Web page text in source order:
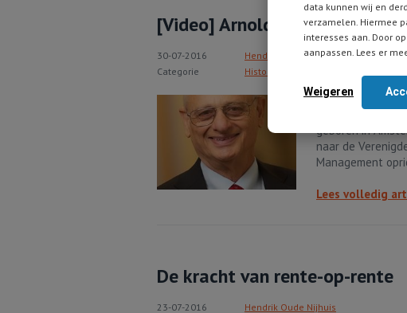
data kunnen wij en
verzamelen. Hiermee
interesses aan. Door
aanpassen. Lees er
Weigeren
[Video] Arnold van den Berg
30-07-2016
Hendrik Oude Nijhuis
Categorie
Historie
Onlangs hield
geboren in
naar de
Management
Lees volledig
De kracht van rente-op-rente
23-07-2016
Hendrik Oude Nijhuis